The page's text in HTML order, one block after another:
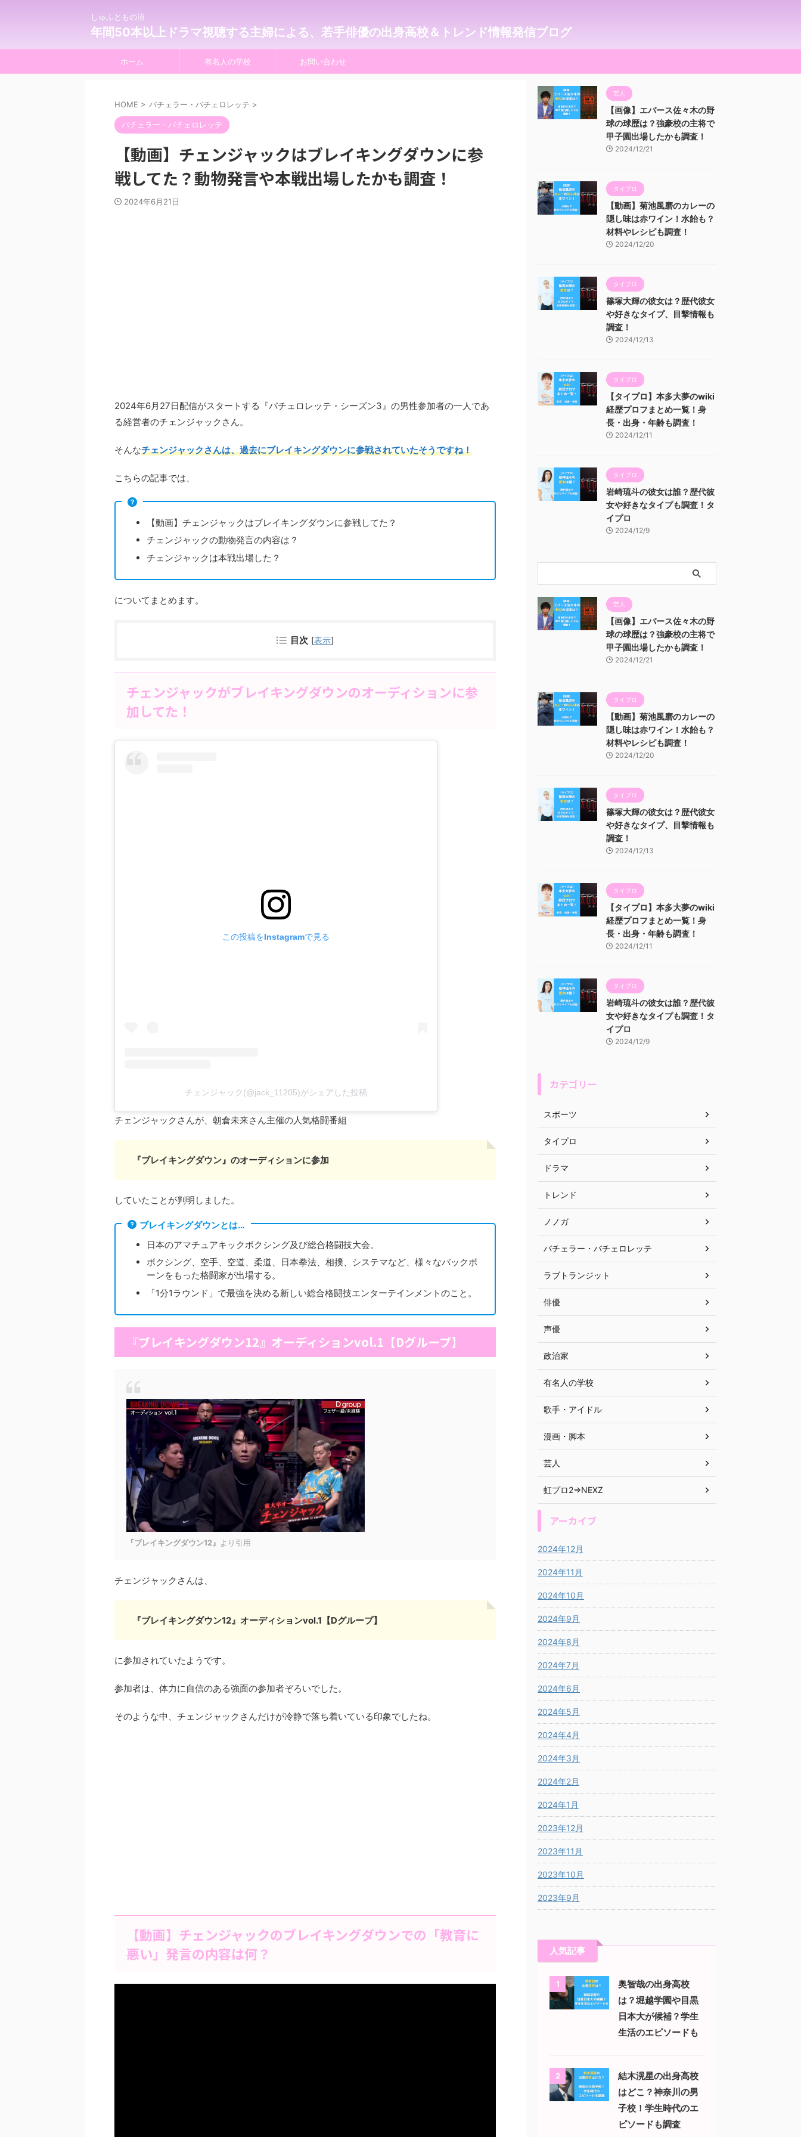
しゅふともの沼
年間50本以上ドラマ視聴する主婦による、若手俳優の出身高校＆トレンド情報発信ブログ
ホーム 有名人の学校 お問い合わせ
HOME > バチェラー・バチェロレッテ >
バチェラー・バチェロレッテ
【動画】チェンジャックはブレイキングダウンに参
戦してた？動物発言や本戦出場したかも調査！
2024年6月21日
2024年6月27日配信がスタートする『バチェロレッテ・シーズン3』の男性参加者の一人であ
る経営者のチェンジャックさん。
そんなチェンジャックさんは、過去にブレイキングダウンに参戦されていたそうですね！
こちらの記事では、
【動画】チェンジャックはブレイキングダウンに参戦してた？
チェンジャックの動物発言の内容は？
チェンジャックは本戦出場した？
についてまとめます。
目次 [表示]
チェンジャックがブレイキングダウンのオーディションに参
加してた！
この投稿をInstagramで見る
チェンジャック(@jack_11205)がシェアした投稿
チェンジャックさんが、朝倉未来さん主催の人気格闘番組
『ブレイキングダウン』のオーディションに参加
していたことが判明しました。
ブレイキングダウンとは…
日本のアマチュアキックボクシング及び総合格闘技大会。
ボクシング、空手、空道、柔道、日本拳法、相撲、システマなど、様々なバックボ
ーンをもった格闘家が出場する。
「1分1ラウンド」で最強を決める新しい総合格闘技エンターテインメントのこと。
『ブレイキングダウン12』オーディションvol.1【Dグループ】
『ブレイキングダウン12』 より引用
チェンジャックさんは、
『ブレイキングダウン12』オーディションvol.1【Dグループ】
に参加されていたようです。
参加者は、体力に自信のある強面の参加者ぞろいでした。
そのような中、チェンジャックさんだけが冷静で落ち着いている印象でしたね。
【動画】チェンジャックのブレイキングダウンでの「教育に
悪い」発言の内容は何？
芸人
【画像】エバース佐々木の野
球の球歴は？強豪校の主将で
甲子園出場したかも調査！
2024/12/21
タイプロ
【動画】菊池風磨のカレーの
隠し味は赤ワイン！水飴も？
材料やレシピも調査！
2024/12/20
タイプロ
篠塚大輝の彼女は？歴代彼女
や好きなタイプ、目撃情報も
調査！
2024/12/13
タイプロ
【タイプロ】本多大夢のwiki
経歴プロフまとめ一覧！身
長・出身・年齢も調査！
2024/12/11
タイプロ
岩崎琉斗の彼女は誰？歴代彼
女や好きなタイプも調査！タ
イプロ
2024/12/9
芸人
【画像】エバース佐々木の野
球の球歴は？強豪校の主将で
甲子園出場したかも調査！
2024/12/21
タイプロ
【動画】菊池風磨のカレーの
隠し味は赤ワイン！水飴も？
材料やレシピも調査！
2024/12/20
タイプロ
篠塚大輝の彼女は？歴代彼女
や好きなタイプ、目撃情報も
調査！
2024/12/13
タイプロ
【タイプロ】本多大夢のwiki
経歴プロフまとめ一覧！身
長・出身・年齢も調査！
2024/12/11
タイプロ
岩崎琉斗の彼女は誰？歴代彼
女や好きなタイプも調査！タ
イプロ
2024/12/9
カテゴリー
スポーツ
タイプロ
ドラマ
トレンド
ノノガ
バチェラー・バチェロレッテ
ラブトランジット
俳優
声優
政治家
有名人の学校
歌手・アイドル
漫画・脚本
芸人
虹プロ2⇒NEXZ
アーカイブ
2024年12月
2024年11月
2024年10月
2024年9月
2024年8月
2024年7月
2024年6月
2024年5月
2024年4月
2024年3月
2024年2月
2024年1月
2023年12月
2023年11月
2023年10月
2023年9月
人気記事
1
奥智哉の出身高校
は？堀越学園や目黒
日本大が候補？学生
生活のエピソードも
2
結木滉星の出身高校
はどこ？神奈川の男
子校！学生時代のエ
ピソードも調査